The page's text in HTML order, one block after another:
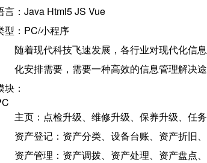
言：Java Html5 JS Vue
型：PC/小程序
随着现代科技飞速发展，各行业对现代化信
化安排需要，需要一种高效的信息管理解决
：
主页：点检升级、维修升级、保养升级、任
资产登记：资产分类、设备台账、资产折旧
资产管理：资产调拨、资产处理、资产盘点